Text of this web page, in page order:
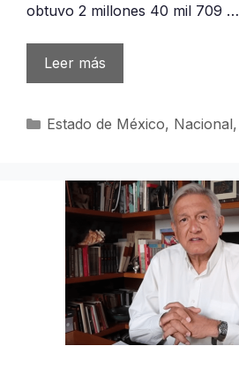
obtuvo 2 millones 40 mil 709 …
Leer más
Categorías
Estado de México, Nacional,